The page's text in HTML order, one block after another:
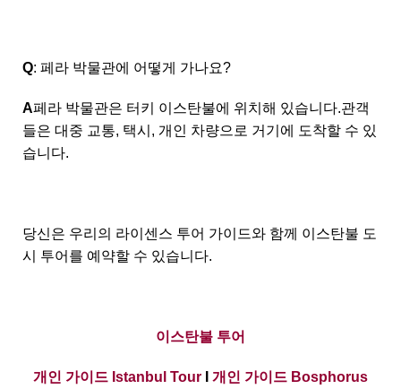
Q: 페라 박물관에 어떻게 가나요?
A페라 박물관은 터키 이스탄불에 위치해 있습니다.관객
들은 대중 교통, 택시, 개인 차량으로 거기에 도착할 수 있
습니다.
당신은 우리의 라이센스 투어 가이드와 함께 이스탄불 도
시 투어를 예약할 수 있습니다.
이스탄불 투어
개인 가이드 Istanbul Tour 개인 가이드 Bosphorus